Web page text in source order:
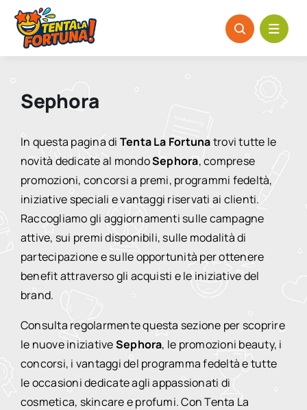
Salta
contenuto
Sephora
In questa pagina di Tenta La Fortunatrovi tutte le
novità dedicate al mondoSephora, comprese
promozioni, concorsi a premi, programmi fedeltà,
iniziative speciali e vantaggi riservati ai clienti.
Raccogliamo gli aggiornamenti sulle campagne
attive, sui premi disponibili, sulle modalità di
partecipazione e sulle opportunità per ottenere
benefit attraverso gli acquisti e le iniziative del
brand.
Consulta regolarmente questa sezione per scoprire
le nuove iniziativeSephora, le promozioni beauty, i
concorsi, i vantaggi del programma fedeltà e tutte
le occasioni dedicate agli appassionati di
cosmetica, skincare e profumi. Con Tenta La